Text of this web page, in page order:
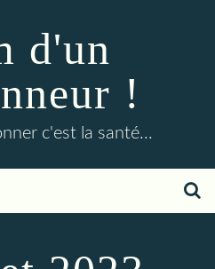
d'un
!
c'est la santé...